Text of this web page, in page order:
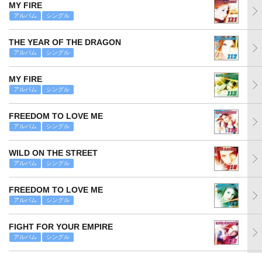
MY FIRE
アルバム シングル
THE YEAR OF THE DRAGON
アルバム シングル
MY FIRE
アルバム シングル
FREEDOM TO LOVE ME
アルバム シングル
WILD ON THE STREET
アルバム シングル
FREEDOM TO LOVE ME
アルバム シングル
FIGHT FOR YOUR EMPIRE
アルバム シングル